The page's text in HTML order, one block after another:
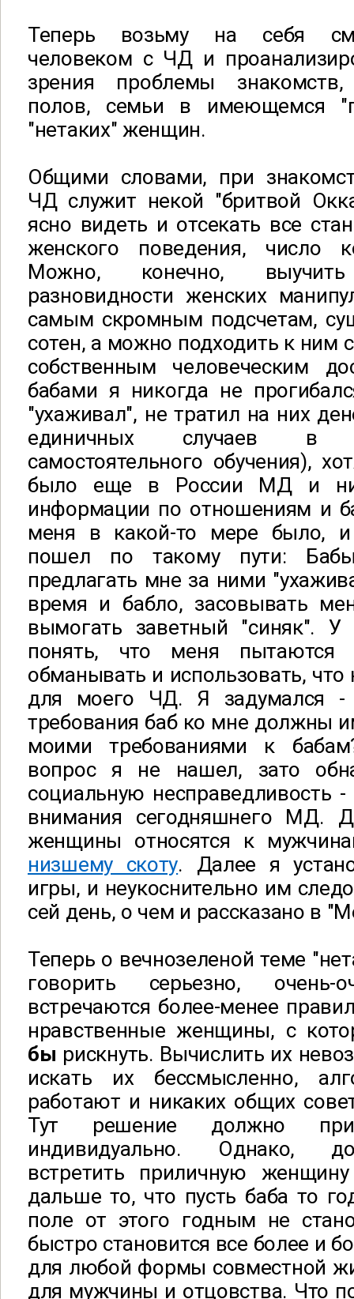
Теперь возьму на себя
человеком с ЧД и
зрения проблемы знакомств,
полов, семьи в имеющемся
"нетаких" женщин.
Общими словами, при
ЧД служит некой "бритвой
ясно видеть и отсекать все
женского поведения, число
Можно, конечно,
разновидности женских
самым скромным подсчетам,
сотен, а можно подходить к ним
собственным человеческим
бабами я никогда не
"ухаживал", не тратил на них
единичных случаев в
самостоятельного обучения),
было еще в России МД и
информации по отношениям и
меня в какой-то мере было, и
пошел по такому пути:
предлагать мне за ними
время и бабло, засовывать
вымогать заветный "синяк".
понять, что меня пытаются
обманывать и использовать, что
для моего ЧД. Я задумался -
требования баб ко мне должны
моими требованиями к
вопрос я не нашел, зато
социальную несправедливость
внимания сегодняшнего МД.
женщины относятся к
низшему скоту. Далее я
игры, и неукоснительно им
сей день, о чем и рассказано в
Теперь о вечнозеленой теме
говорить серьезно,
встречаются более-менее
нравственные женщины, с
бы рискнуть. Вычислить их
искать их бессмысленно,
работают и никаких общих
Тут решение должно
индивидуально. Однако,
встретить приличную
дальше то, что пусть баба то
поле от этого годным не
быстро становится все более и
для любой формы совместной
для мужчины и отцовства. Что